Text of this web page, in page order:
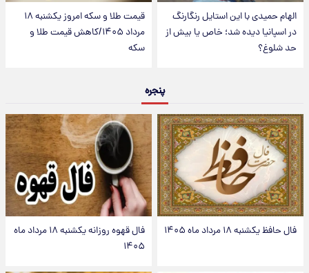
الهام حمیدی با این استایل رنگارنگ
در اسپانیا دیده شد؛ خاص یا بیش از
حد شلوغ؟
قیمت طلا و سکه امروز یکشنبه ۱۸
مرداد ۱۴۰۵/کاهش قیمت طلا و
سکه
پنجره
فال حافظ یکشنبه ۱۸ مرداد ماه ۱۴۰۵
فال قهوه روزانه یکشنبه ۱۸ مرداد ماه
۱۴۰۵